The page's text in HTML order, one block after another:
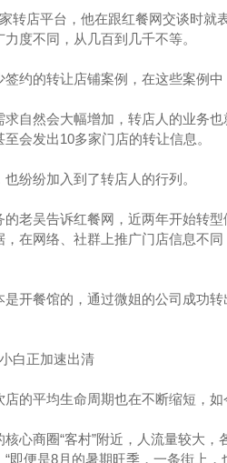
转店平台，他在跟红餐网交谈时就
度不同，从几百到几千不等。
约的转让店铺案例，在这些案例中
自然会大幅增加，转店人的业务
会发出10多家门店的转让信息。
纷纷加入到了转店人的行列。
老吴告诉红餐网，近两年开始转
在网络、社群上推广门店信息不
开餐馆的，通过微姐的公司成功
白正加速出清
的平均生命周期也在不断缩短，如
心商圈“客村”附近，人流量较大
即便是8月的暑期旺季，一条街上